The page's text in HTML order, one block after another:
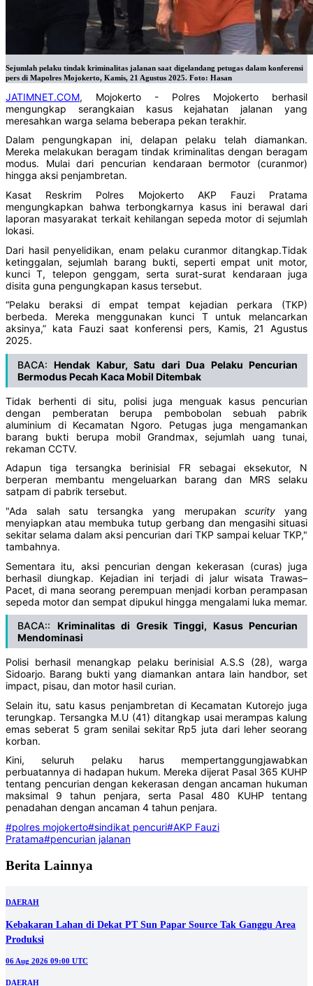
Sejumlah pelaku tindak kriminalitas jalanan saat digelandang petugas dalam konferensi
pers di Mapolres Mojokerto, Kamis, 21 Agustus 2025. Foto: Hasan
JATIMNET.COM, Mojokerto - Polres Mojokerto berhasil
mengungkap serangkaian kasus kejahatan jalanan yang
meresahkan warga selama beberapa pekan terakhir.
Dalam pengungkapan ini, delapan pelaku telah diamankan.
Mereka melakukan beragam tindak kriminalitas dengan beragam
modus. Mulai dari pencurian kendaraan bermotor (curanmor)
hingga aksi penjambretan.
Kasat Reskrim Polres Mojokerto AKP Fauzi Pratama
mengungkapkan bahwa terbongkarnya kasus ini berawal dari
laporan masyarakat terkait kehilangan sepeda motor di sejumlah
lokasi.
Dari hasil penyelidikan, enam pelaku curanmor ditangkap.Tidak
ketinggalan, sejumlah barang bukti, seperti empat unit motor,
kunci T, telepon genggam, serta surat-surat kendaraan juga
disita guna pengungkapan kasus tersebut.
“Pelaku beraksi di empat tempat kejadian perkara (TKP)
berbeda. Mereka menggunakan kunci T untuk melancarkan
aksinya,” kata Fauzi saat konferensi pers, Kamis, 21 Agustus
2025.
BACA:Hendak Kabur, Satu dari Dua Pelaku Pencurian
Bermodus Pecah Kaca Mobil Ditembak
Tidak berhenti di situ, polisi juga menguak kasus pencurian
dengan pemberatan berupa pembobolan sebuah pabrik
aluminium di Kecamatan Ngoro. Petugas juga mengamankan
barang bukti berupa mobil Grandmax, sejumlah uang tunai,
rekaman CCTV.
Adapun tiga tersangka berinisial FR sebagai eksekutor, N
berperan membantu mengeluarkan barang dan MRS selaku
satpam di pabrik tersebut.
"Ada salah satu tersangka yang merupakanscurity yang
menyiapkan atau membuka tutup gerbang dan mengasihi situasi
sekitar selama dalam aksi pencurian dari TKP sampai keluar TKP,"
tambahnya.
Sementara itu, aksi pencurian dengan kekerasan (curas) juga
berhasil diungkap. Kejadian ini terjadi di jalur wisata Trawas–
Pacet, di mana seorang perempuan menjadi korban perampasan
sepeda motor dan sempat dipukul hingga mengalami luka memar.
BACA:: Kriminalitas di Gresik Tinggi, Kasus Pencurian
Mendominasi
Polisi berhasil menangkap pelaku berinisial A.S.S (28), warga
Sidoarjo. Barang bukti yang diamankan antara lain handbor, set
impact, pisau, dan motor hasil curian.
Selain itu, satu kasus penjambretan di Kecamatan Kutorejo juga
terungkap. Tersangka M.U (41) ditangkap usai merampas kalung
emas seberat 5 gram senilai sekitar Rp5 juta dari leher seorang
korban.
Kini, seluruh pelaku harus mempertanggungjawabkan
perbuatannya di hadapan hukum. Mereka dijerat Pasal 365 KUHP
tentang pencurian dengan kekerasan dengan ancaman hukuman
maksimal 9 tahun penjara, serta Pasal 480 KUHP tentang
penadahan dengan ancaman 4 tahun penjara.
#polres mojokerto#sindikat pencuri#AKP Fauzi
Pratama#pencurian jalanan
Berita Lainnya
DAERAH
Kebakaran Lahan di Dekat PT Sun Papar Source Tak Ganggu Area
Produksi
06 Aug 2026 09:00 UTC